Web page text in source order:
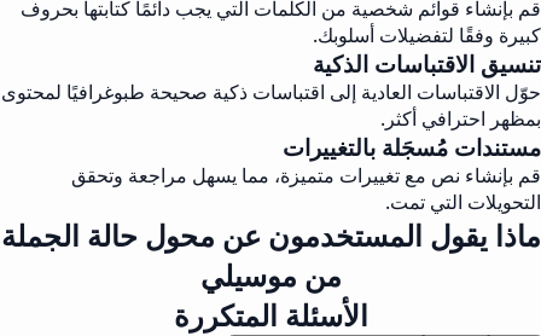
قم بإنشاء قوائم شخصية من الكلمات التي يجب دائمًا كتابتها بحروف
كبيرة وفقًا لتفضيلات أسلوبك.
تنسيق الاقتباسات الذكية
حوّل الاقتباسات العادية إلى اقتباسات ذكية صحيحة طبوغرافيًا لمحتوى
بمظهر احترافي أكثر.
مستندات مُسجَلة بالتغييرات
قم بإنشاء نص مع تغييرات متميزة، مما يسهل مراجعة وتحقق
التحويلات التي تمت.
ماذا يقول المستخدمون عن محول حالة الجملة
من موسيلي
الأسئلة المتكررة